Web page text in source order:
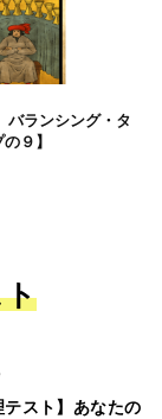
ランシング・タ
９】
テスト】あなたの